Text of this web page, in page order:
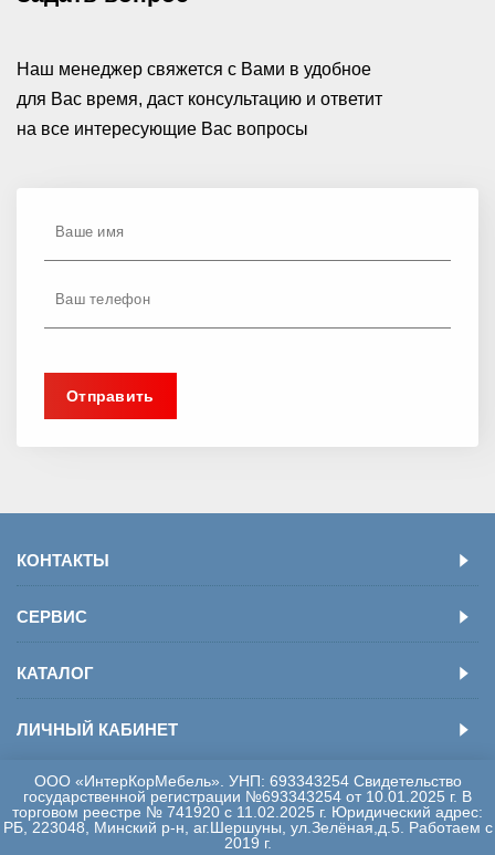
Наш менеджер свяжется с Вами в удобное
для Вас время, даст консультацию и ответит
на все интересующие Вас вопросы
КОНТАКТЫ
СЕРВИС
КАТАЛОГ
ЛИЧНЫЙ КАБИНЕТ
ООО «ИнтерКорМебель». УНП: 693343254 Свидетельство
государственной регистрации №693343254 от 10.01.2025 г. В
торговом реестре № 741920 с 11.02.2025 г. Юридический адрес:
РБ, 223048, Минский р-н, аг.Шершуны, ул.Зелёная,д.5. Работаем с
2019 г.